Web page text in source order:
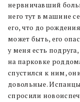
нервничавший
него тут в машине
его, что до
может быть, его
у меня есть
на парковке
спустился к ним,
довольные.
спросили